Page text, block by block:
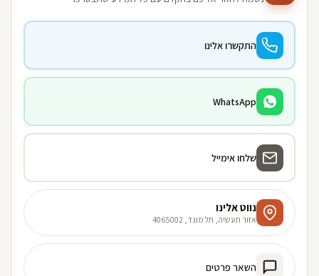
התקשרו אלינו
WhatsApp
שלחו אימייל
נווט אלינו
אזור תעשיה, תל מונד, 4065002
השאר פרטים